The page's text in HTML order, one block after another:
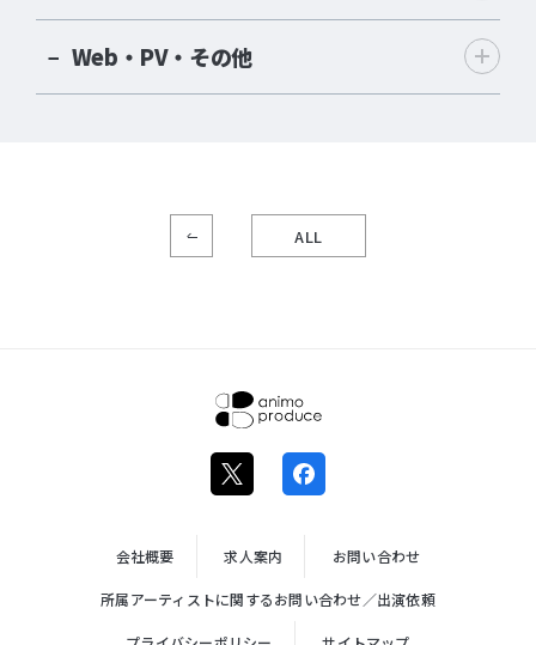
Web・PV・その他
ALL
株式会社ア
ニモプロデ
会社概要 求人案内
お問い合わせ
所属アーティストに関するお問い合わせ／出演依頼